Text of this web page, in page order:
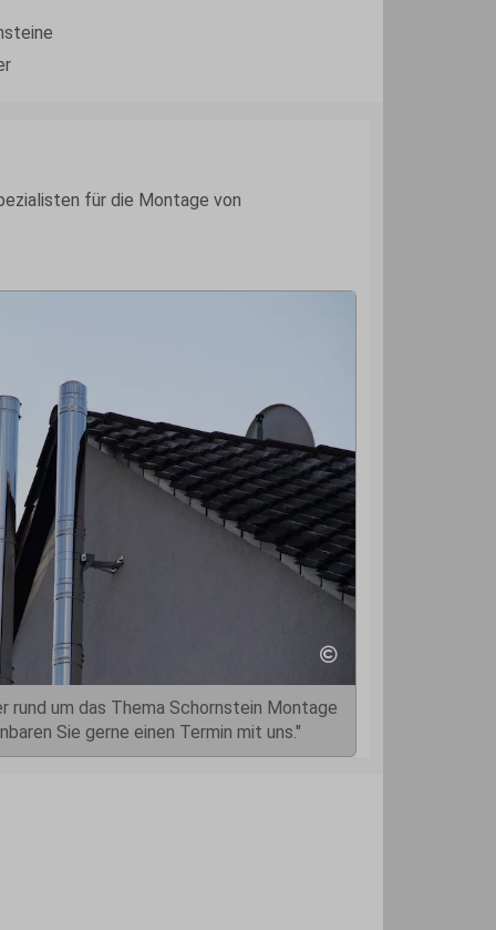
für die Montage von
rund um das Thema Schornstein Montage
Sie gerne einen Termin mit uns."